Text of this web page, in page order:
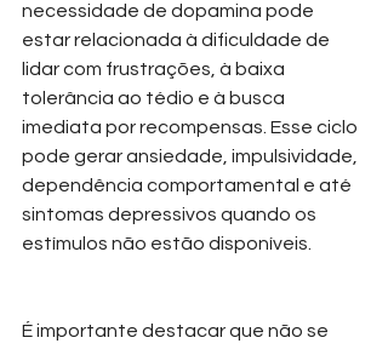
necessidade de dopamina pode
estar relacionada à dificuldade de
lidar com frustrações, à baixa
tolerância ao tédio e à busca
imediata por recompensas. Esse ciclo
pode gerar ansiedade, impulsividade,
dependência comportamental e até
sintomas depressivos quando os
estímulos não estão disponíveis.
É importante destacar que não se